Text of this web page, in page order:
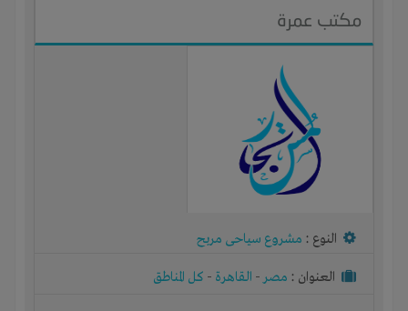
مكتب عمرة
النوع : مشروع سياحى مربح
العنوان : مصر- القاهرة - كل المناطق